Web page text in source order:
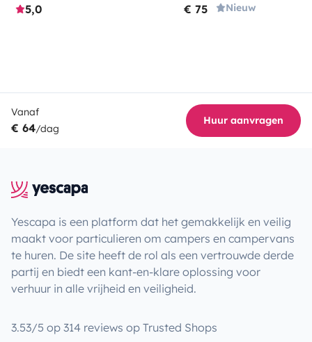
5,0
€ 75 Nieuw
Vanaf
€ 64/dag
Huur aanvragen
Yescapa is een platform dat het gemakkelijk en veilig
maakt voor particulieren om campers en campervans
te huren. De site heeft de rol als een vertrouwde derde
partij en biedt een kant-en-klare oplossing voor
verhuur in alle vrijheid en veiligheid.
3.53/5 op 314 reviews op Trusted Shops